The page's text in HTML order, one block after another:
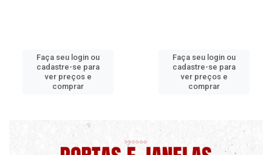
Faça seu login ou
cadastre-se para
ver preços e
comprar
Faça seu login ou
cadastre-se para
ver preços e
comprar